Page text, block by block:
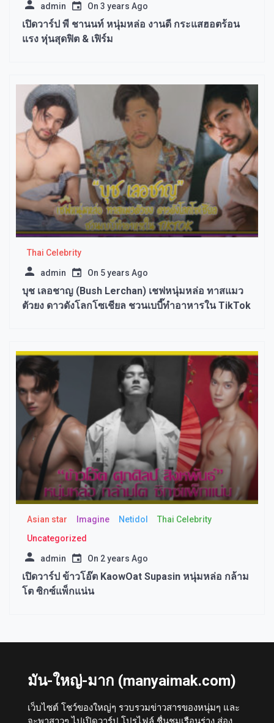
admin On 3 years Ago
เปิดวาร์ป พี ชานนท์ หนุ่มหล่อ งานดี กระแสฮอตร้อน
แรง หุ่นสุดฟิต & เฟิร์ม
Thai Celebrity
admin On 5 years Ago
บุช เลอชาญ (Bush Lerchan) เชฟหนุ่มหล่อ ทาสแมว
ตัวยง ดาวดังโลกโซเชียล ชวนเบบี๊ทำอาหารใน TikTok
Asian star Imagine​ Netidol
Thai Celebrity
Uncategorized
admin On 2 years Ago
เปิดวาร์ป ข้าวโอ๊ต KaowOat Supasin หนุ่มหล่อ กล้าม
โต ซิกซ์แพ็กแน่น
มัน-ใหญ่-มาก (manyaimak.com)
เว็บไซต์ โชว์ของใหญ่ๆ รวบรวมข่าวสารของหนุ่มๆ และ